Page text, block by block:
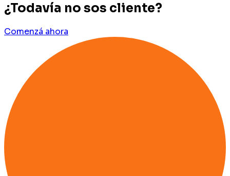
¿Todavía no sos cliente?
Comenzá ahora